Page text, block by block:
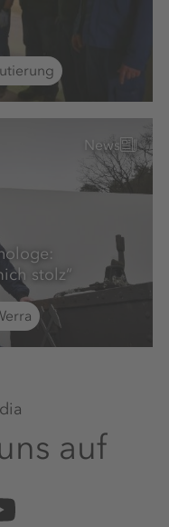
News
stolz“
auf